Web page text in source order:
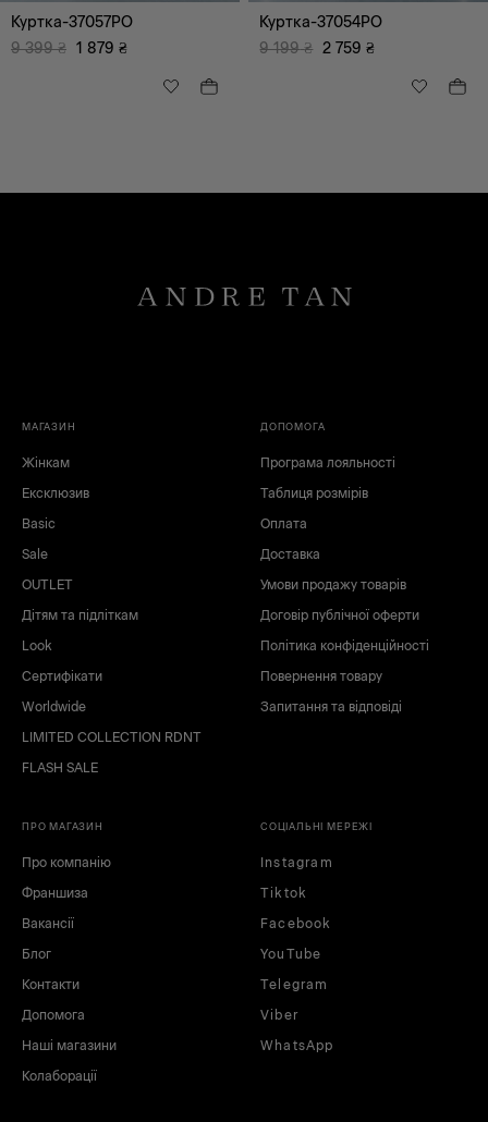
зелений
синій
блакитний
Куртка-37057PO
9 399 ₴ 1 879 ₴
Куртка-37054PO
9 199 ₴ 2 759 ₴
МАГАЗИН
Жінкам
Ексклюзив
Basic
Sale
OUTLET
Дітям та підліткам
Look
Сертифікати
Worldwide
LIMITED COLLECTION RDNT
FLASH SALE
ДОПОМОГА
Програма лояльності
Таблиця розмірів
Оплата
Доставка
Умови продажу товарів
Договір публічної оферти
Політика конфіденційності
Повернення товару
Запитання та відповіді
ПРО МАГАЗИН
Про компанію
Франшиза
Вакансії
Блог
Контакти
Допомога
Наші магазини
Колаборації
СОЦІАЛЬНІ МЕРЕЖІ
Instagram
Tiktok
Facebook
YouTube
Telegram
Viber
WhatsApp